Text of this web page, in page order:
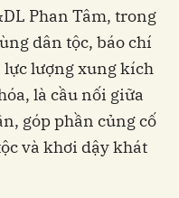
Phan Tâm, trong
dân tộc, báo chí
lượng xung kích
là cầu nối giữa
góp phần củng cố
và khơi dậy khát